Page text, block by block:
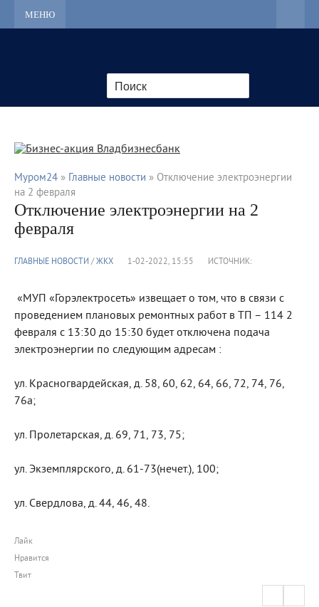
МЕНЮ
Муром24 » Главные новости » Отключение электроэнергии
на 2 февраля
Отключение электроэнергии на 2
февраля
ГЛАВНЫЕ НОВОСТИ/ ЖКХ 1-02-2022, 15:55 ИСТОЧНИК:
«МУП «Горэлектросеть» извещает о том, что в связи с
проведением плановых ремонтных работ в ТП – 114 2
февраля с 13:30 до 15:30 будет отключена подача
электроэнергии по следующим адресам :
ул. Красногвардейская, д. 58, 60, 62, 64, 66, 72, 74, 76,
76а;
ул. Пролетарская, д. 69, 71, 73, 75;
ул. Экземплярского, д. 61-73(нечет.), 100;
ул. Свердлова, д. 44, 46, 48.
Лайк
Нравится
Твит